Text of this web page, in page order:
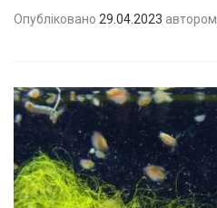
Опубліковано 29.04.2023 автором